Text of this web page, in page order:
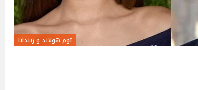
توم هولاند و زيندايا